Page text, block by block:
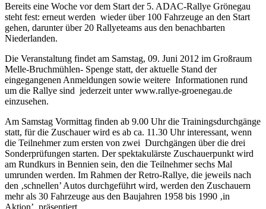
Bereits eine Woche vor dem Start der 5. ADAC-Rallye Grönegau
steht fest: erneut werden wieder über 100 Fahrzeuge an den Start
gehen, darunter über 20 Rallyeteams aus den benachbarten
Niederlanden.
Die Veranstaltung findet am Samstag, 09. Juni 2012 im Großraum
Melle-Bruchmühlen- Spenge statt, der aktuelle Stand der
eingegangenen Anmeldungen sowie weitere Informationen rund
um die Rallye sind jederzeit unter www.rallye-groenegau.de
einzusehen.
Am Samstag Vormittag finden ab 9.00 Uhr die Trainingsdurchgänge
statt, für die Zuschauer wird es ab ca. 11.30 Uhr interessant, wenn
die Teilnehmer zum ersten von zwei Durchgängen über die drei
Sonderprüfungen starten. Der spektakulärste Zuschauerpunkt wird
am Rundkurs in Bennien sein, den die Teilnehmer sechs Mal
umrunden werden. Im Rahmen der Retro-Rallye, die jeweils nach
den ‚schnellen’ Autos durchgeführt wird, werden den Zuschauern
mehr als 30 Fahrzeuge aus den Baujahren 1958 bis 1990 ‚in
Aktion’ präsentiert.